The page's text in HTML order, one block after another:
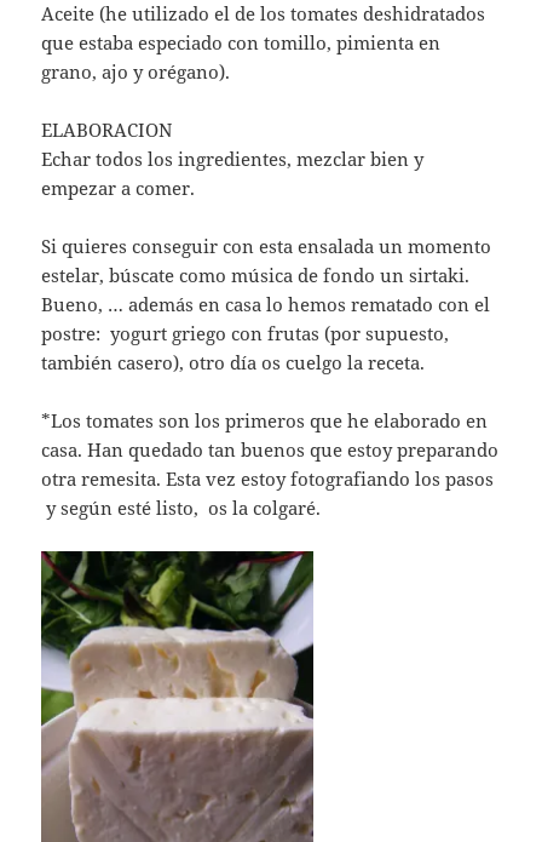
Aceite (he utilizado el de los tomates deshidratados
que estaba especiado con tomillo, pimienta en
grano, ajo y orégano).
ELABORACION
Echar todos los ingredientes, mezclar bien y
empezar a comer.
Si quieres conseguir con esta ensalada un momento
estelar, búscate como música de fondo un sirtaki.
Bueno, … además en casa lo hemos rematado con el
postre: yogurt griego con frutas (por supuesto,
también casero), otro día os cuelgo la receta.
*Los tomates son los primeros que he elaborado en
casa. Han quedado tan buenos que estoy preparando
otra remesita. Esta vez estoy fotografiando los pasos
y según esté listo, os la colgaré.